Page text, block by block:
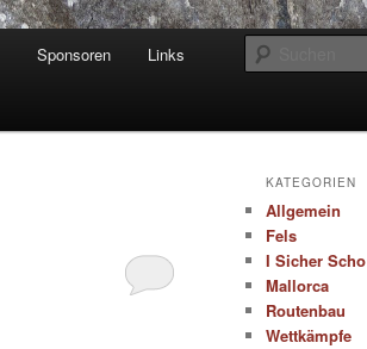
Sponsoren Links
KATEGORIEN
Allgemein
Fels
I Sicher Scho
Mallorca
Routenbau
Wettkämpfe